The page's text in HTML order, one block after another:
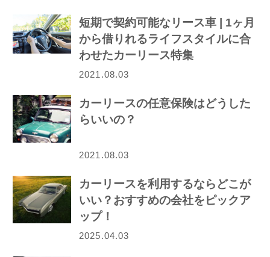
短期で契約可能なリース車 | 1ヶ月
から借りれるライフスタイルに合
わせたカーリース特集
2021.08.03
カーリースの任意保険はどうした
らいいの？
2021.08.03
カーリースを利用するならどこが
いい？おすすめの会社をピックア
ップ！
2025.04.03